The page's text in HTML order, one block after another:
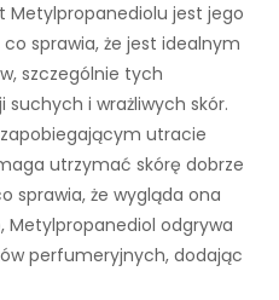
Metylpropanediolu jest jego
sprawia, że jest idealnym
szczególnie tych
i wrażliwych skór.
utracie
utrzymać skórę dobrze
sprawia, że wygląda ona
Metylpropanediol odgrywa
perfumeryjnych, dodając